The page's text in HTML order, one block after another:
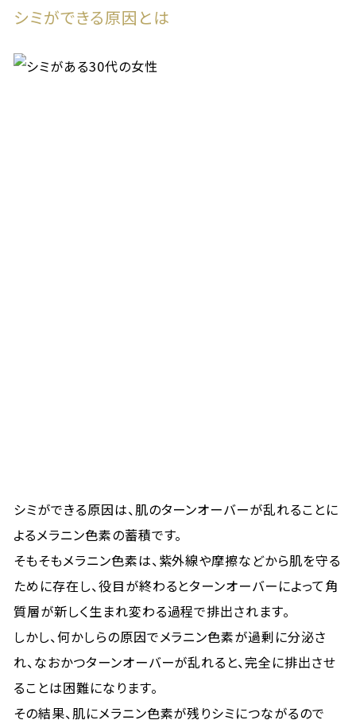
シミができる原因とは
シミができる原因は、肌のターンオーバーが乱れることに
よるメラニン色素の蓄積です。
そもそもメラニン色素は、紫外線や摩擦などから肌を守る
ために存在し、役目が終わるとターンオーバーによって角
質層が新しく生まれ変わる過程で排出されます。
しかし、何かしらの原因でメラニン色素が過剰に分泌さ
れ、なおかつターンオーバーが乱れると、完全に排出させ
ることは困難になります。
その結果、肌にメラニン色素が残りシミにつながるので